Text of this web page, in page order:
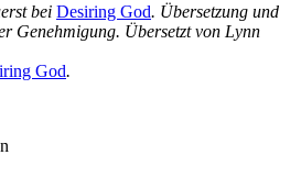
bei Desiring God. Übersetzung und
Genehmigung. Übersetzt von Lynn
God.